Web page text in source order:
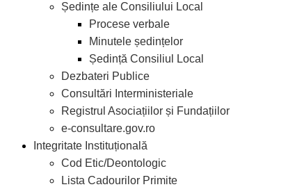
Ședințe ale Consiliului Local
Procese verbale
Minutele ședințelor
Ședință Consiliul Local
Dezbateri Publice
Consultări Interministeriale
Registrul Asociațiilor și Fundațiilor
e-consultare.gov.ro
Integritate Instituțională
Cod Etic/Deontologic
Lista Cadourilor Primite